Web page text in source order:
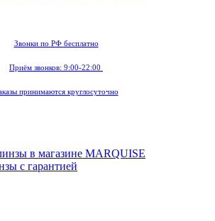
Звонки по РФ бесплатно
Приём звонков: 9:00-22:00
принимаются круглосуточно
с гарантией